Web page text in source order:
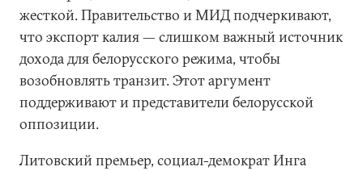
жесткой. Правительство и МИД подчеркивают,
что экспорт калия — слишком важный источник
дохода для белорусского режима, чтобы
возобновлять транзит. Этот аргумент
поддерживают и представители белорусской
оппозиции.
Литовский премьер, социал-демократ Инга